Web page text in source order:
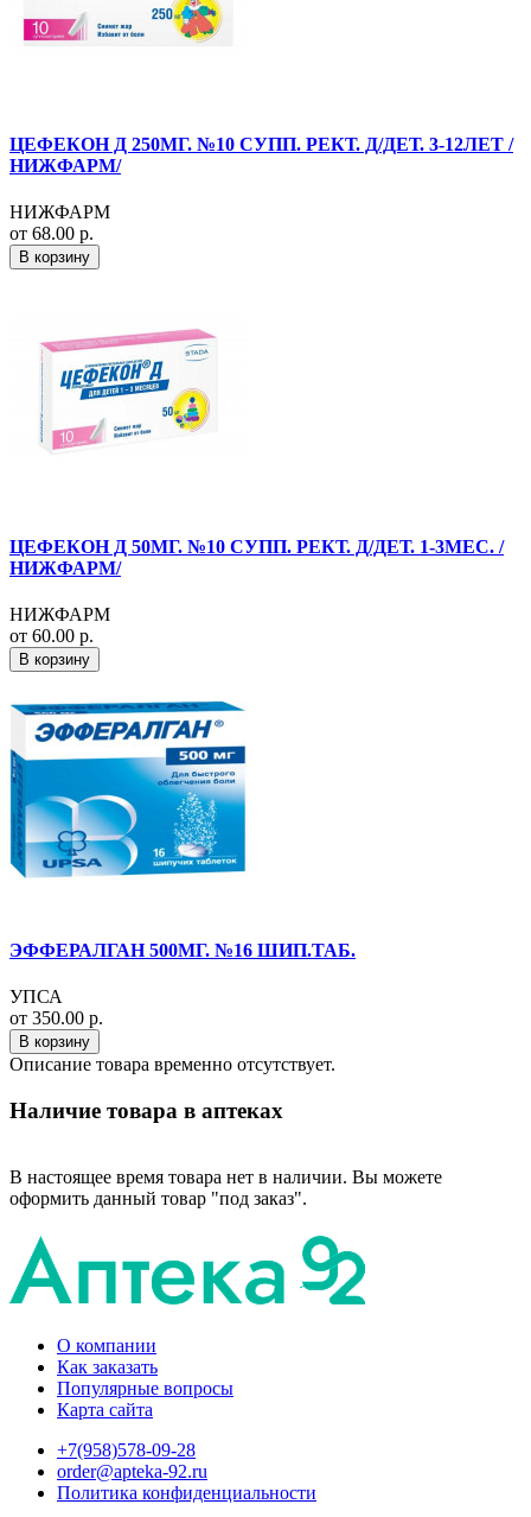
ЦЕФЕКОН Д 250МГ. №10 СУПП. РЕКТ. Д/ДЕТ. 3-12ЛЕТ /
НИЖФАРМ/
НИЖФАРМ
от 68.00 р.
В корзину
ЦЕФЕКОН Д 50МГ. №10 СУПП. РЕКТ. Д/ДЕТ. 1-3МЕС. /
НИЖФАРМ/
НИЖФАРМ
от 60.00 р.
В корзину
ЭФФЕРАЛГАН 500МГ. №16 ШИП.ТАБ.
УПСА
от 350.00 р.
В корзину
Описание товара временно отсутствует.
Наличие товара в аптеках
В настоящее время товара нет в наличии. Вы можете
оформить данный товар "под заказ".
О компании
Как заказать
Популярные вопросы
Карта сайта
+7(958)578-09-28
order@apteka-92.ru
Политика конфиденциальности